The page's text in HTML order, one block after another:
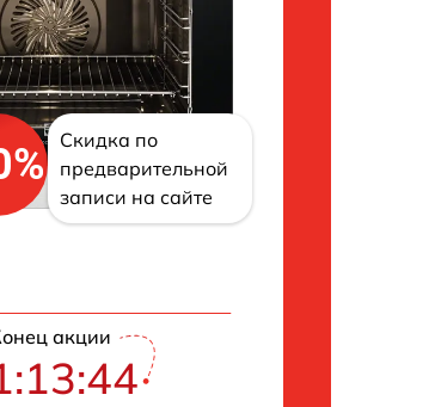
Скидка по
предварительной
записи на сайте
акции